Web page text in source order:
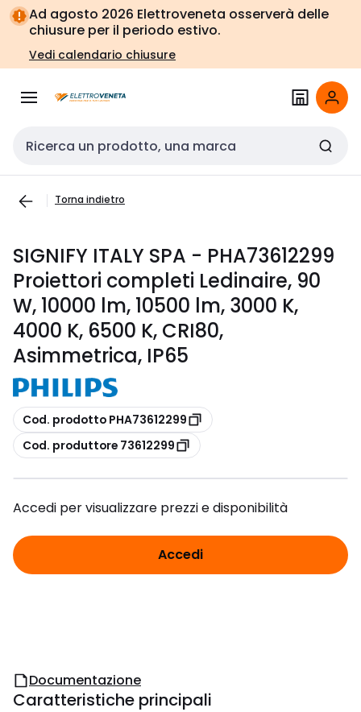
Vai alla
navigazione
Vai
alla
pagina
Ad agosto 2026 Elettroveneta osserverà delle
chiusure per il periodo estivo.
Vedi calendario chiusure
Cerca input
Torna indietro
SIGNIFY ITALY SPA - PHA73612299
Proiettori completi Ledinaire, 90
W, 10000 lm, 10500 lm, 3000 K,
4000 K, 6500 K, CRI80,
Asimmetrica, IP65
copia
Cod. prodotto PHA73612299
copia
Cod. produttore 73612299
Accedi per visualizzare prezzi e disponibilità
Accedi
Documentazione
Caratteristiche principali